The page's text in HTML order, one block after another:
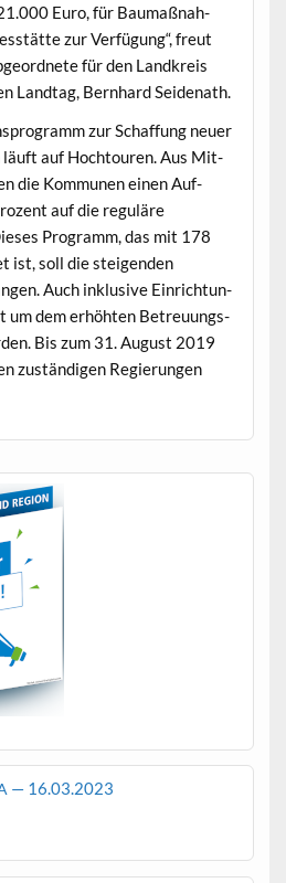
Euro, für Bau­maß­nah­
zur Ver­fü­gung“, freut
für den Land­kreis
Land­tag, Bern­hard Seidenath.
zur Schaf­fung neuer
läuft auf Hoch­touren. Aus Mit­
die Kom­munen einen Auf­
auf die reg­uläre
Pro­gramm, das mit 178
ist, soll die steigen­den
Auch inklu­sive Ein­rich­tun­
um dem erhöht­en Betreu­ungs­
Bis zum 31. August 2019
zuständi­gen Regierun­gen
— 16.03.2023